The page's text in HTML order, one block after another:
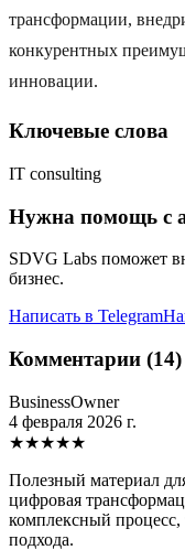
трансформации,
конкурентных
инновации.
Ключевые слова
IT consulting
Нужна помощь с
SDVG Labs поможет
бизнес.
Написать в Telegram
Комментарии (14)
BusinessOwner
4 февраля 2026 г.
★★★★★
Полезный материал
цифровая
комплексный
подхода.